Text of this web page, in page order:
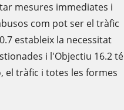
mesures immediates i
com pot ser el tràfic
estableix la necessitat
i l'Objectiu 16.2 té
el tràfic i totes les formes